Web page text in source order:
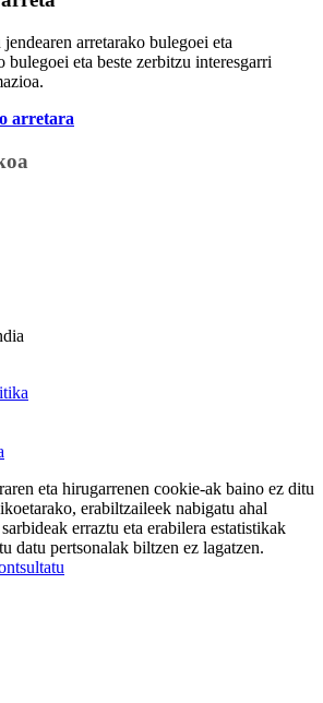
arretarako bulegoei eta
bulegoei eta beste zerbitzu interesgarri
arretara
eta hirugarrenen cookie-ak baino ez ditu
erabiltzaileek nabigatu ahal
erraztu eta erabilera estatistikak
datu pertsonalak biltzen ez lagatzen.